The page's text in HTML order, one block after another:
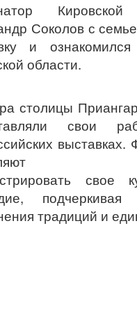
Кировской
Соколов с
и
области.
столицы
свои
выставках.
свое
подчеркивая
традиций и